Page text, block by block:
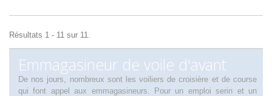
Résultats 1 - 11 sur 11.
Emmagasineur de voile d'avant
De nos jours, nombreux sont les voiliers de croisière et de course
qui font appel aux emmagasineurs. Pour un emploi serin et un